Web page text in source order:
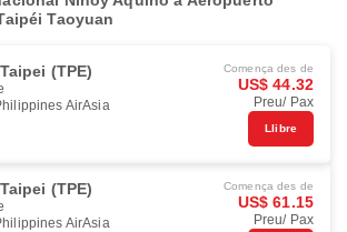
Taoyuan
Taipei (TPE)
AirAsia
Comença des de
US$ 44.32
Preu/ Pax
Llibre
Taipei (TPE)
AirAsia
Comença des de
US$ 61.15
Preu/ Pax